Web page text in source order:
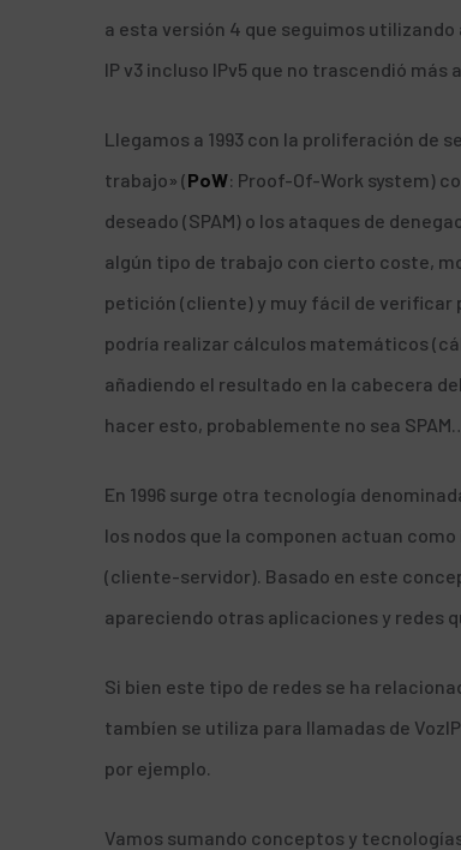
a esta versión 4 que seguimos utilizando
IP v3 incluso IPv5 que no trascendió
Llegamos a 1993 con la proliferación de
trabajo» (PoW: Proof-Of-Work system)
deseado (SPAM) o los ataques de
algún tipo de trabajo con cierto coste,
petición (cliente) y muy fácil de verificar
podría realizar cálculos matemáticos
añadiendo el resultado en la cabecera
hacer esto, probablemente no sea
En 1996 surge otra tecnología
los nodos que la componen actuan
(cliente-servidor). Basado en este
apareciendo otras aplicaciones y redes
Si bien este tipo de redes se ha
tambíen se utiliza para llamadas de
por ejemplo.
Vamos sumando conceptos y